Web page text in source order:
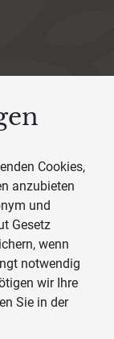
Cookies,
anzubieten
und
Gesetz
wenn
notwendig
wir Ihre
Sie in der